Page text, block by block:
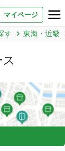
マイページ
す 東海・近畿